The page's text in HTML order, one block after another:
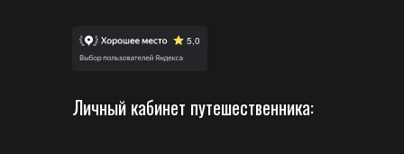
Личный кабинет путешественника: